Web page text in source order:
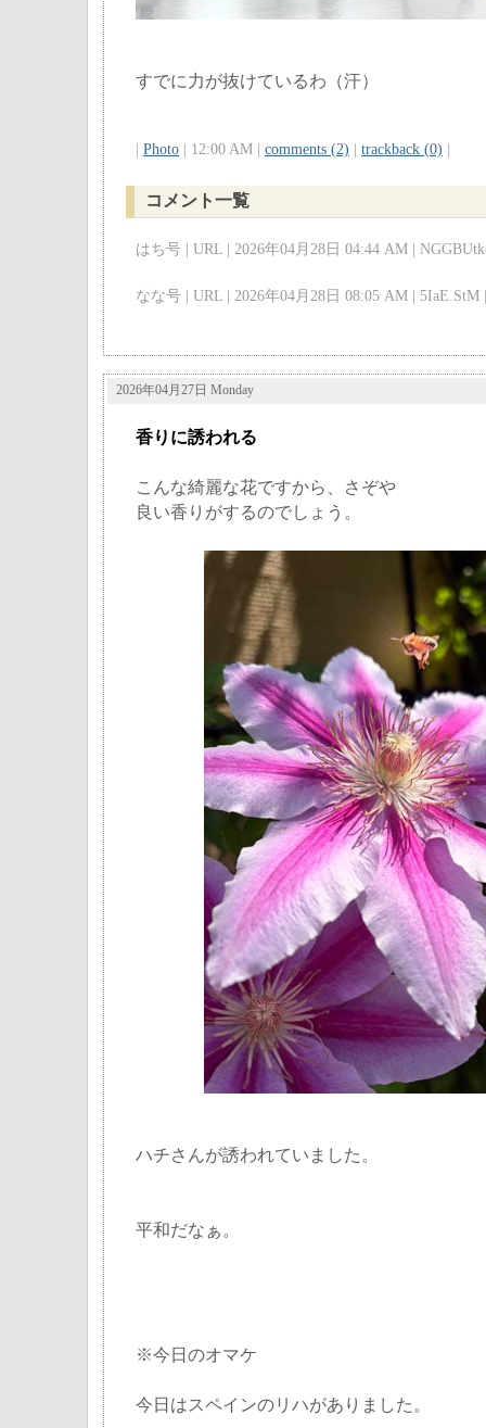
すでに力が抜けているわ（汗）
Photo | 12:00 AM | comments (2) trackback (0)
コメント一覧
はち号 | URL | 2026年04月28日 04:44 AM |
なな号 | URL | 2026年04月28日 08:05 AM | 5IaE.StM |
2026年04月27日 Monday
香りに誘われる
こんな綺麗な花ですから、さぞや
良い香りがするのでしょう。
ハチさんが誘われていました。
平和だなぁ。
※今日のオマケ
今日はスペインのリハがありました。